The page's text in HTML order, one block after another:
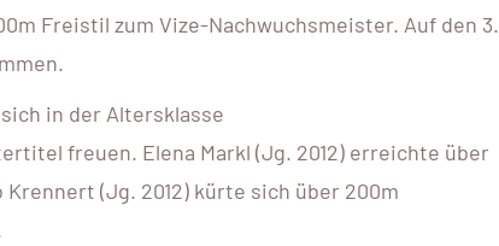
Freistil zum Vize-Nachwuchsmeister. Auf den 3.
in der Altersklasse
freuen. Elena Markl (Jg. 2012) erreichte über
(Jg. 2012) kürte sich über 200m